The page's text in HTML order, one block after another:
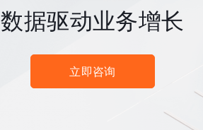
数据驱动业务增长
立即咨询